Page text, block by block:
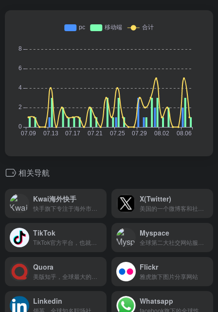
相关导航
Kwai海外快手 X(Twitter)
TikTok Myspace
Quora Flickr
雅虎旗下图片分享网站
Linkedin Whatsapp